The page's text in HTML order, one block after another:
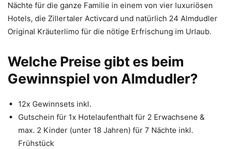
Nächte für die ganze Familie in einem von vier luxuriösen
Hotels, die Zillertaler Activcard und natürlich 24 Almdudler
Original Kräuterlimo für die nötige Erfrischung im Urlaub.
Welche Preise gibt es beim
Gewinnspiel von Almdudler?
12x Gewinnsets inkl.
Gutschein für 1x Hotelaufenthalt für 2 Erwachsene &
max. 2 Kinder (unter 18 Jahren) für 7 Nächte inkl.
Frühstück